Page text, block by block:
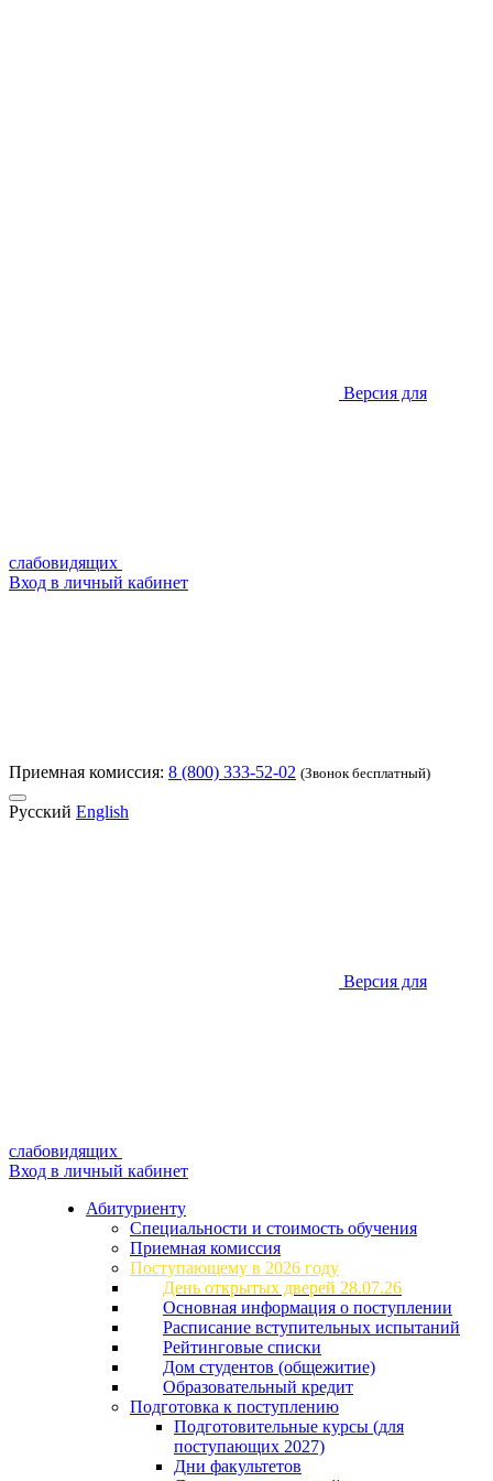
Версия для
слабовидящих
Вход в личный кабинет
Приемная комиссия: 8 (800) 333-52-02 (Звонок бесплатный)
Русский English
Версия для
слабовидящих
Вход в личный кабинет
Абитуриенту
Специальности и стоимость обучения
Приемная комиссия
Поступающему в 2026 году
День открытых дверей 28.07.26
Основная информация о поступлении
Расписание вступительных испытаний
Рейтинговые списки
Дом студентов (общежитие)
Образовательный кредит
Подготовка к поступлению
Подготовительные курсы (для
поступающих 2027)
Дни факультетов